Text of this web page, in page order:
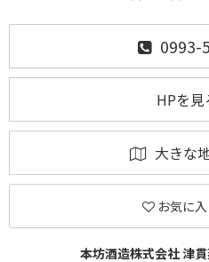
0993-
HPを見
大きな
お気に
本坊酒造株式会社 津